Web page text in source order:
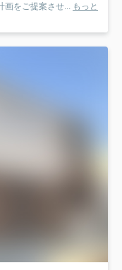
画をご提案させ... もっと